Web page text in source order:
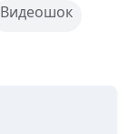
Видеошок